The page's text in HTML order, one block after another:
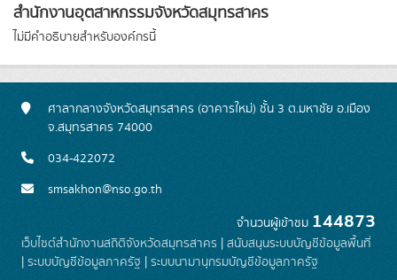
สำนักงานอุตสาหกรรมจังหวัดสมุทรสาคร
ไม่มีคำอธิบายสำหรับองค์กรนี้
ศาลากลางจังหวัดสมุทรสาคร (อาคารใหม่) ชั้น 3 ต.มหาชัย อ.เมือง
จ.สมุทรสาคร 74000
034-422072
smsakhon@nso.go.th
จำนวนผู้เข้าชม 144873
เว็บไซต์สำนักงานสถิติจังหวัดสมุทรสาคร | สนับสนุนระบบบัญชีข้อมูลพื้นที่
| ระบบบัญชีข้อมูลภาครัฐ | ระบบนามานุกรมบัญชีข้อมูลภาครัฐ